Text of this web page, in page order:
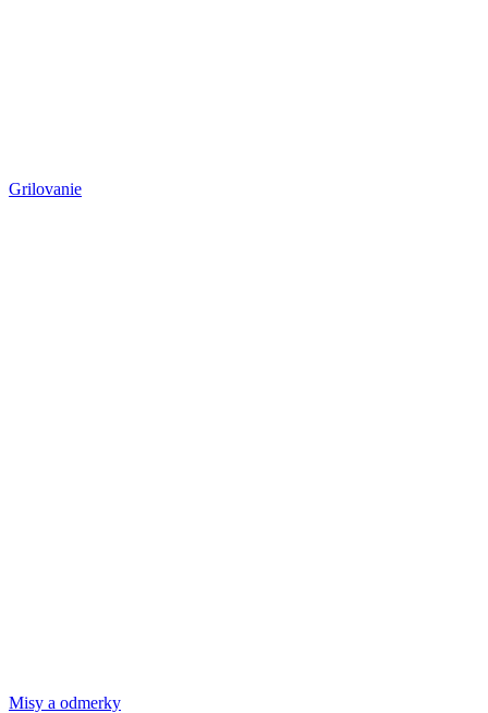
Grilovanie
Misy a odmerky